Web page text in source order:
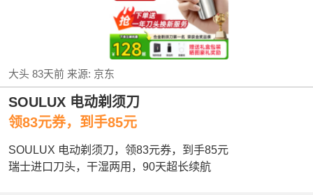
大头 83天前来源: 京东
SOULUX 电动剃须刀
领83元券，到手85元
SOULUX 电动剃须刀，领83元券，到手85元
瑞士进口刀头，干湿两用，90天超长续航